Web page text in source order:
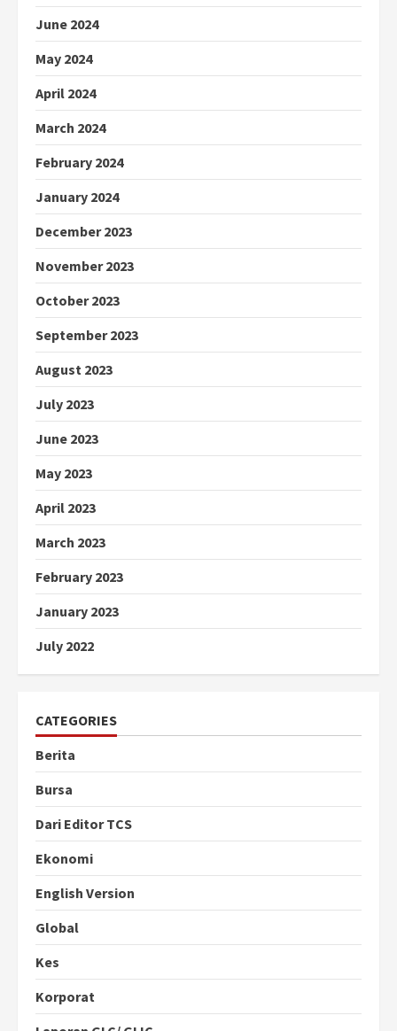
June 2024
May 2024
April 2024
March 2024
February 2024
January 2024
December 2023
November 2023
October 2023
September 2023
August 2023
July 2023
June 2023
May 2023
April 2023
March 2023
February 2023
January 2023
July 2022
CATEGORIES
Berita
Bursa
Dari Editor TCS
Ekonomi
English Version
Global
Kes
Korporat